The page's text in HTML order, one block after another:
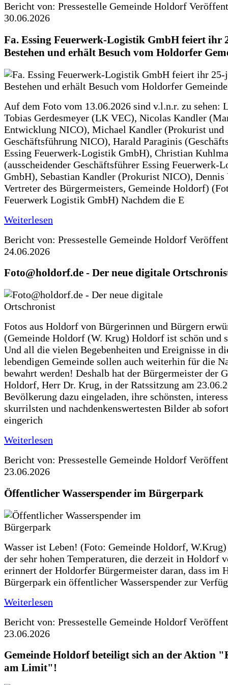
Bericht von: Pressestelle Gemeinde Holdorf
30.06.2026
Fa. Essing Feuerwerk-Logistik GmbH feiert ihr
Bestehen und erhält Besuch vom Holdorfer
Auf dem Foto vom 13.06.2026 sind v.l.n.r. zu sehen:
Tobias Gerdesmeyer (LK VEC), Nicolas Kandler
Entwicklung NICO), Michael Kandler (Prokurist und
Geschäftsführung NICO), Harald Paraginis
Essing Feuerwerk-Logistik GmbH), Christian
(ausscheidender Geschäftsführer Essing Feuerwerk-
GmbH), Sebastian Kandler (Prokurist NICO),
Vertreter des Bürgermeisters, Gemeinde Holdorf)
Feuerwerk Logistik GmbH) Nachdem die E
Weiterlesen
Bericht von: Pressestelle Gemeinde Holdorf
24.06.2026
Foto@holdorf.de - Der neue digitale
Fotos aus Holdorf von Bürgerinnen und Bürgern
(Gemeinde Holdorf (W. Krug) Holdorf ist schön und
Und all die vielen Begebenheiten und Ereignisse in
lebendigen Gemeinde sollen auch weiterhin für die
bewahrt werden! Deshalb hat der Bürgermeister der
Holdorf, Herr Dr. Krug, in der Ratssitzung am
Bevölkerung dazu eingeladen, ihre schönsten,
skurrilsten und nachdenkenswertesten Bilder ab
eingerich
Weiterlesen
Bericht von: Pressestelle Gemeinde Holdorf
23.06.2026
Öffentlicher Wasserspender im Bürgerpark
Wasser ist Leben! (Foto: Gemeinde Holdorf,
der sehr hohen Temperaturen, die derzeit in Holdorf
erinnert der Holdorfer Bürgermeister daran, dass im
Bürgerpark ein öffentlicher Wasserspender zur
Weiterlesen
Bericht von: Pressestelle Gemeinde Holdorf
23.06.2026
Gemeinde Holdorf beteiligt sich an der Aktion
am Limit"!